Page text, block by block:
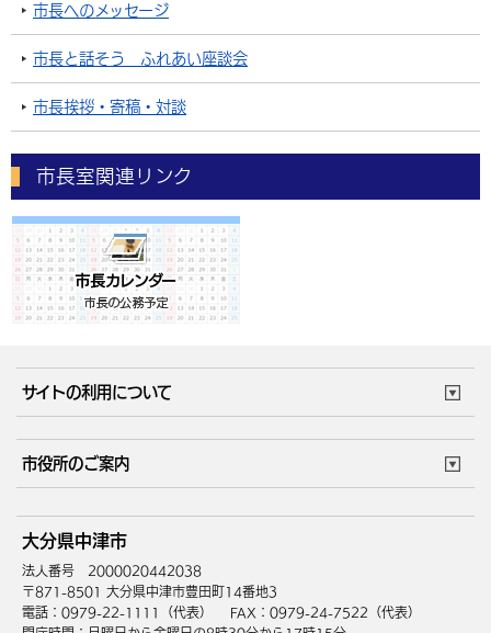
市長へのメッセージ
市長と話そう ふれあい座談会
市長挨拶・寄稿・対談
市長室関連リンク
サイトの利用について
サイトマップ
市役所のご案内
庁舎地図 組織案内
中津市へのアクセス
大分県中津市
法人番号 2000020442038
〒871-8501 大分県中津市豊田町14番地3
電話：0979-22-1111（代表）
FAX：0979-24-7522（代表）